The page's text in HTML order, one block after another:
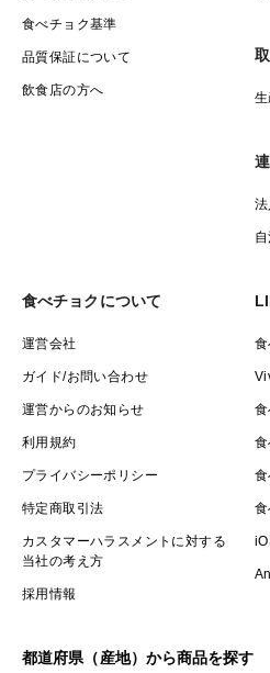
食べチョク基準
品質保証について
飲食店の方へ
食べチョクについて
運営会社
ガイド/お問い合わせ
運営からのお知らせ
利用規約
プライバシーポリシー
特定商取引法
カスタマーハラスメントに対する
当社の考え方
採用情報
都道府県（産地）から商品を探す